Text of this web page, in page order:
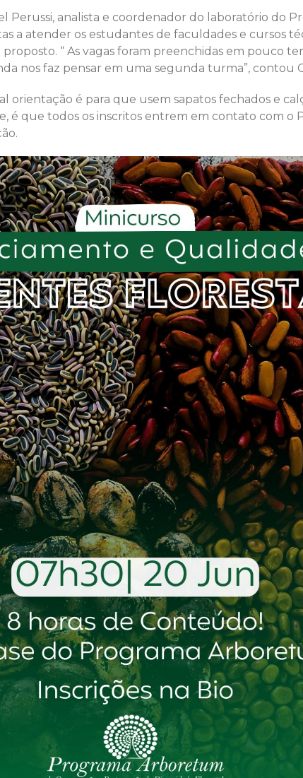
Perussi, analista e coordenador do laboratório do
a atender os estudantes de faculdades e cursos
“ As vagas foram preenchidas em pouco
nos faz pensar em uma segunda turma”, contou
orientação é para que usem sapatos fechados e
é que todos os inscritos entrem em contato com o